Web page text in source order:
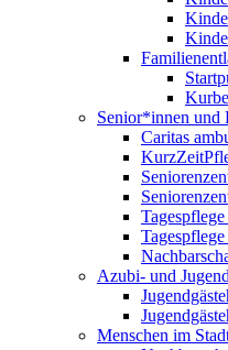
Senior*innen und
Caritas
Azubi- und
Menschen im